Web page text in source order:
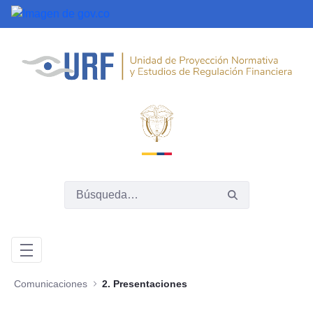
Saltar al contenido principal
Comunicaciones 2. Presentaciones